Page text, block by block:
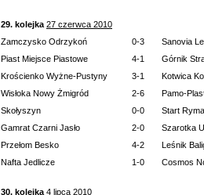
29. kolejka 27 czerwca 2010
Zamczysko Odrzykoń
0-3
Sanovia
Piast Miejsce Piastowe
4-1
Górnik
Krościenko Wyżne-Pustyny
3-1
Kotwica
Wisłoka Nowy Żmigród
2-6
Pamo-
Skołyszyn
0-0
Start
Gamrat Czarni Jasło
2-0
Szarotka
Przełom Besko
4-2
Leśnik
Nafta Jedlicze
1-0 Cosmos
30. kolejka 4 lipca 2010